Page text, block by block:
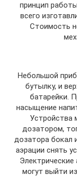
принцип
всего
Стоимость
Небольшой
бутылку, и
батарейки.
насыщение
Устройства
дозатором,
дозатора бокал
аэрации снять
могут выйти